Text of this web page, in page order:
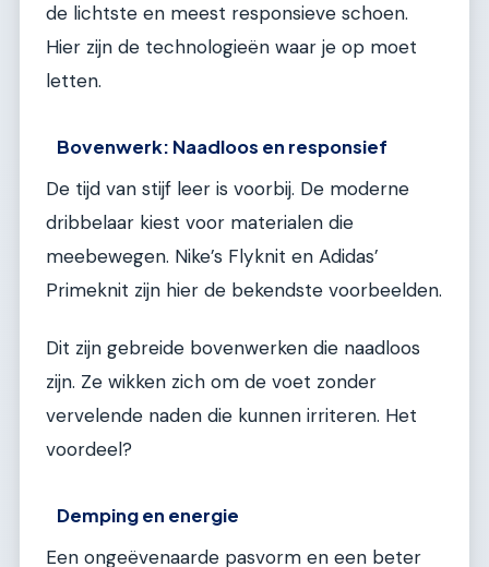
de lichtste en meest responsieve schoen.
Hier zijn de technologieën waar je op moet
letten.
Bovenwerk: Naadloos en responsief
De tijd van stijf leer is voorbij. De moderne
dribbelaar kiest voor materialen die
meebewegen. Nike’s Flyknit en Adidas’
Primeknit zijn hier de bekendste voorbeelden.
Dit zijn gebreide bovenwerken die naadloos
zijn. Ze wikken zich om de voet zonder
vervelende naden die kunnen irriteren. Het
voordeel?
Demping en energie
Een ongeëvenaarde pasvorm en een beter